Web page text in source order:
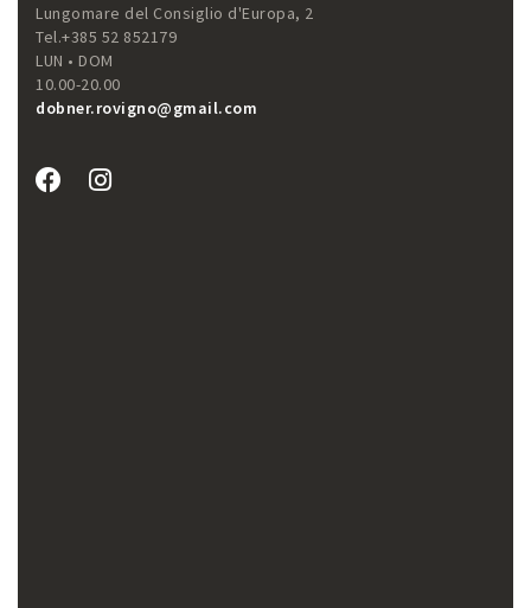
Lungomare del Consiglio d'Europa, 2
Tel.+385 52 852179
LUN • DOM
10.00-20.00
dobner.rovigno@gmail.com